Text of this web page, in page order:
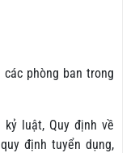
phòng ban trong
kỷ luật, Quy định về
định tuyển dụng,